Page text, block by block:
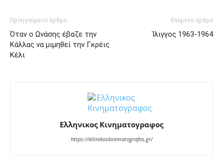
Προηγούμενο άρθρο
Όταν ο Ωνάσης έβαζε την
Κάλλας να μιμηθεί την Γκρέις
Κέλι
Επόμενο άρθρο
Ίλιγγος 1963-1964
Ελληνικος Κινηματογραφος
https://ellinikoskinimatografos.gr/